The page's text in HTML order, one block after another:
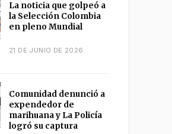
La noticia que golpeó a
la Selección Colombia
en pleno Mundial
21 DE JUNIO DE 2026
Comunidad denunció a
expendedor de
marihuana y La Policía
logró su captura